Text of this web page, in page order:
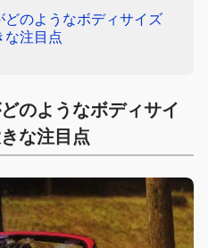
どのようなボディサイズ
な注目点
のようなボディサイ
な注目点